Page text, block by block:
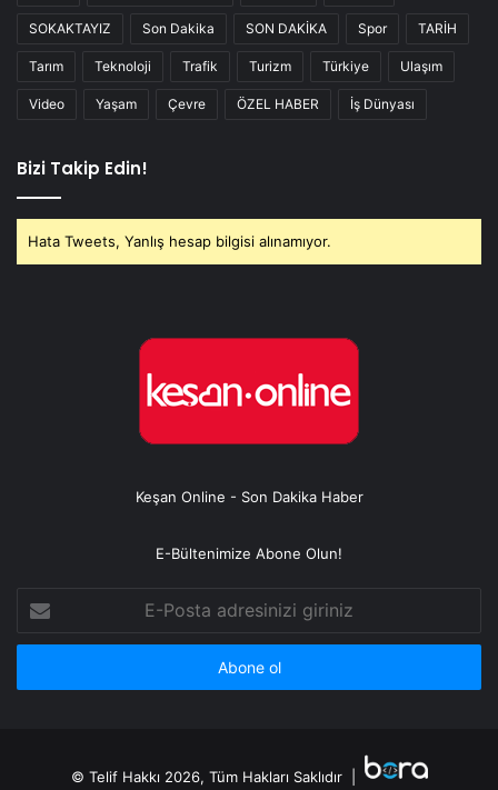
SOKAKTAYIZ Son Dakika SON DAKİKA Spor TARİH
Tarım Teknoloji Trafik Turizm Türkiye Ulaşım
Video Yaşam Çevre ÖZEL HABER İş Dünyası
Bizi Takip Edin!
Hata Tweets, Yanlış hesap bilgisi alınamıyor.
Keşan Online - Son Dakika Haber
E-Bültenimize Abone Olun!
Posta
adresinizi
© Telif Hakkı 2026, Tüm Hakları Saklıdır |